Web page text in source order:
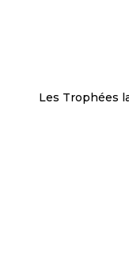
Les Trophées